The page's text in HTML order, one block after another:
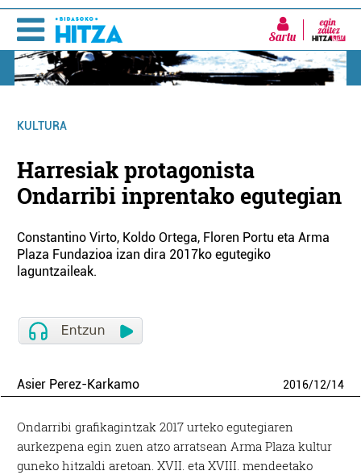
Sartu
KULTURA
Harresiak protagonista
Ondarribi inprentako egutegian
Constantino Virto, Koldo Ortega, Floren Portu eta Arma
Plaza Fundazioa izan dira 2017ko egutegiko
laguntzaileak.
Asier Perez-Karkamo 2016/12/14
Ondarribi grafikagintzak 2017 urteko egutegiaren
aurkezpena egin zuen atzo arratsean Arma Plaza kultur
guneko hitzaldi aretoan. XVII. eta XVIII. mendeetako